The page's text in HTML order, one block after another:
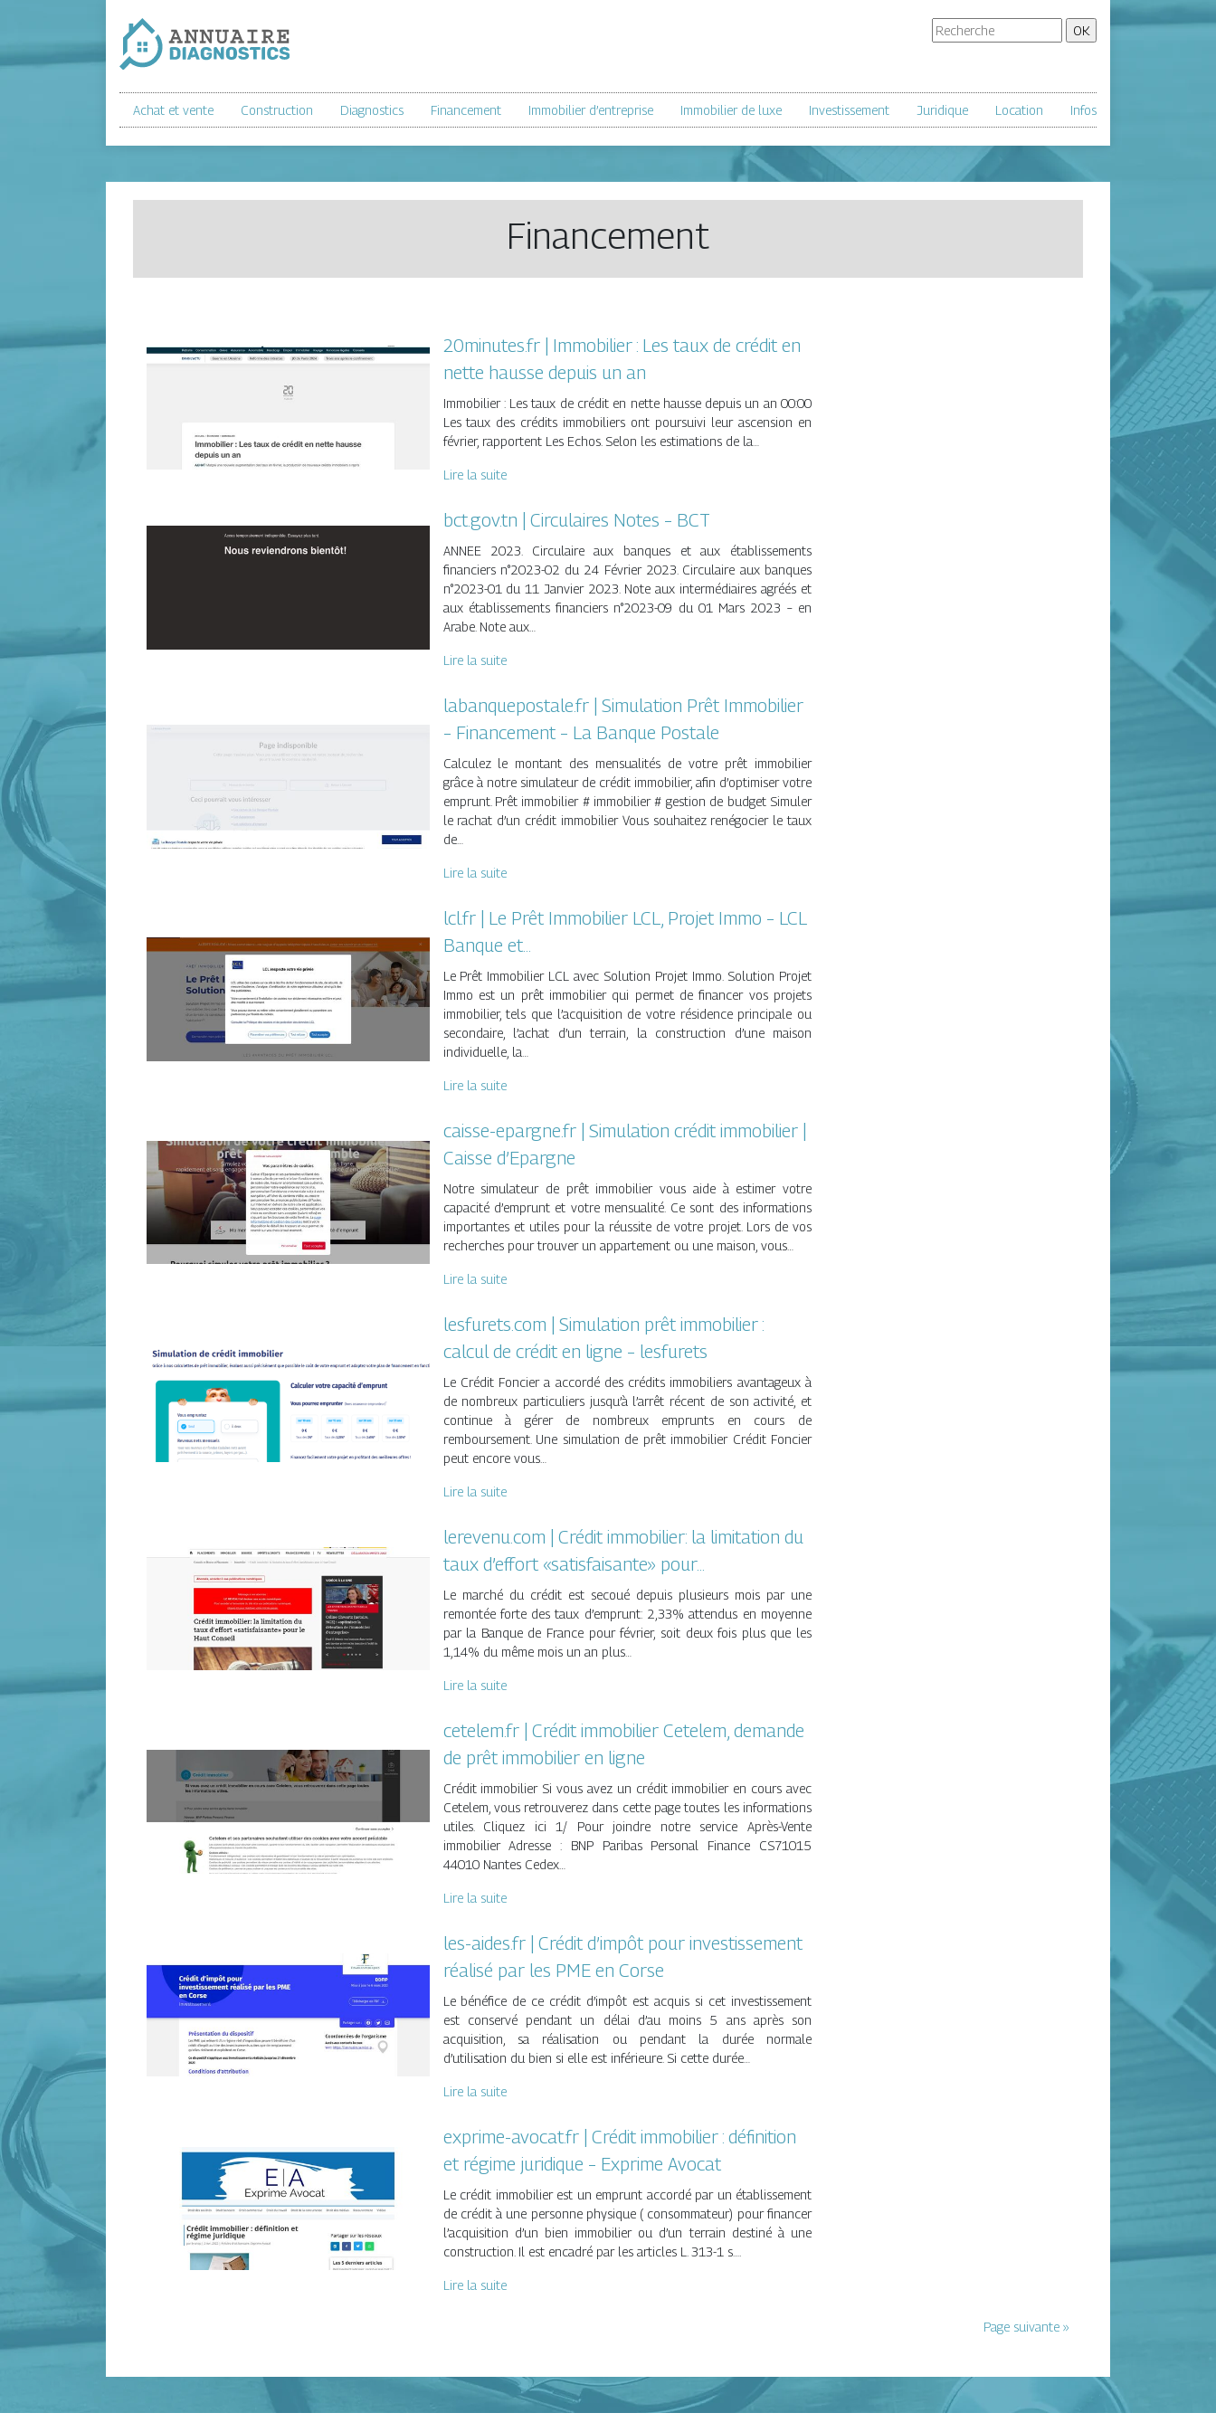
Achat et vente Construction Diagnostics Financement Immobilier d’entreprise Immobilier de luxe Investissement Juridique Location Infos
Financement
20minutes.fr | Immobilier : Les taux de crédit en
nette hausse depuis un an
Immobilier : Les taux de crédit en nette hausse depuis un an 00:00
Les taux des crédits immobiliers ont poursuivi leur ascension en
février, rapportent Les Echos. Selon les estimations de la…
Lire la suite
bct.gov.tn | Circulaires Notes – BCT
ANNEE 2023. Circulaire aux banques et aux établissements
financiers n°2023-02 du 24 Février 2023. Circulaire aux banques
n°2023-01 du 11 Janvier 2023. Note aux intermédiaires agréés et
aux établissements financiers n°2023-09 du 01 Mars 2023 – en
Arabe. Note aux…
Lire la suite
labanquepostale.fr | Simulation Prêt Immobilier
– Financement – La Banque Postale
Calculez le montant des mensualités de votre prêt immobilier
grâce à notre simulateur de crédit immobilier, afin d’optimiser votre
emprunt. Prêt immobilier # immobilier # gestion de budget Simuler
le rachat d’un crédit immobilier Vous souhaitez renégocier le taux
de…
Lire la suite
lcl.fr | Le Prêt Immobilier LCL, Projet Immo – LCL
Banque et…
Le Prêt Immobilier LCL avec Solution Projet Immo. Solution Projet
Immo est un prêt immobilier qui permet de financer vos projets
immobilier, tels que l’acquisition de votre résidence principale ou
secondaire, l’achat d’un terrain, la construction d’une maison
individuelle, la…
Lire la suite
caisse-epargne.fr | Simulation crédit immobilier |
Caisse d’Epargne
Notre simulateur de prêt immobilier vous aide à estimer votre
capacité d’emprunt et votre mensualité. Ce sont des informations
importantes et utiles pour la réussite de votre projet. Lors de vos
recherches pour trouver un appartement ou une maison, vous…
Lire la suite
lesfurets.com | Simulation prêt immobilier :
calcul de crédit en ligne – lesfurets
Le Crédit Foncier a accordé des crédits immobiliers avantageux à
de nombreux particuliers jusqu’à l’arrêt récent de son activité, et
continue à gérer de nombreux emprunts en cours de
remboursement. Une simulation de prêt immobilier Crédit Foncier
peut encore vous…
Lire la suite
lerevenu.com | Crédit immobilier: la limitation du
taux d’effort «satisfaisante» pour…
Le marché du crédit est secoué depuis plusieurs mois par une
remontée forte des taux d’emprunt: 2,33% attendus en moyenne
par la Banque de France pour février, soit deux fois plus que les
1,14% du même mois un an plus…
Lire la suite
cetelem.fr | Crédit immobilier Cetelem, demande
de prêt immobilier en ligne
Crédit immobilier Si vous avez un crédit immobilier en cours avec
Cetelem, vous retrouverez dans cette page toutes les informations
utiles. Cliquez ici 1/ Pour joindre notre service Après-Vente
immobilier Adresse : BNP Paribas Personal Finance CS71015
44010 Nantes Cedex…
Lire la suite
les-aides.fr | Crédit d’impôt pour investissement
réalisé par les PME en Corse
Le bénéfice de ce crédit d’impôt est acquis si cet investissement
est conservé pendant un délai d’au moins 5 ans après son
acquisition, sa réalisation ou pendant la durée normale
d’utilisation du bien si elle est inférieure. Si cette durée…
Lire la suite
exprime-avocat.fr | Crédit immobilier : définition
et régime juridique – Exprime Avocat
Le crédit immobilier est un emprunt accordé par un établissement
de crédit à une personne physique ( consommateur) pour financer
l’acquisition d’un bien immobilier ou d’un terrain destiné à une
construction. Il est encadré par les articles L. 313-1 s….
Lire la suite
Page suivante »